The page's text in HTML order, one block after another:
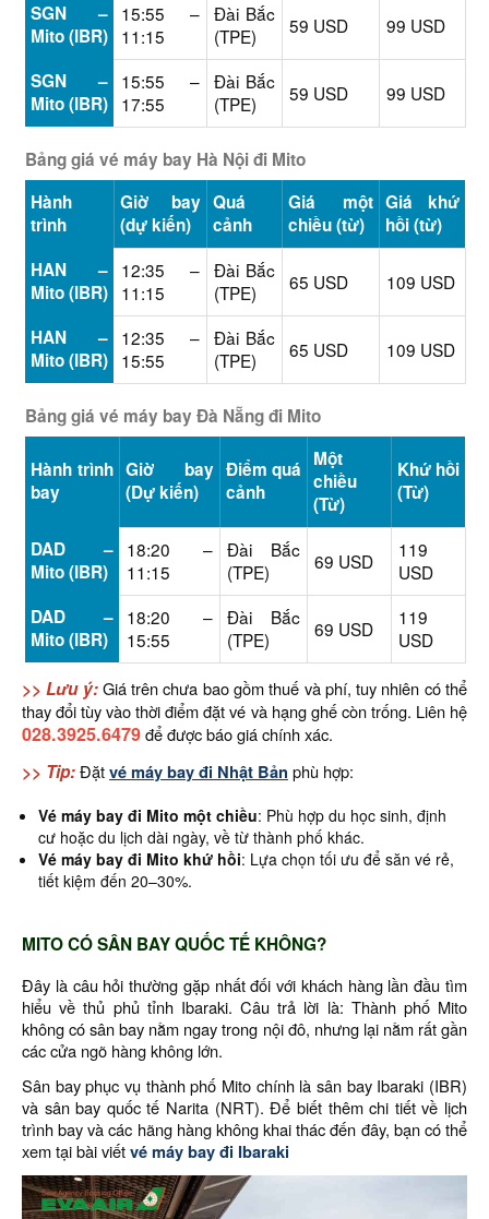
SGN –
Mito (IBR)
15:55 –
11:15
Đài Bắc
(TPE)
59 USD 99 USD
SGN –
Mito (IBR)
15:55 –
17:55
Đài Bắc
(TPE)
59 USD 99 USD
Bảng giá vé máy bay Hà Nội đi Mito
Hành
trình
Giờ bay
(dự kiến)
Quá
cảnh
Giá một
chiều (từ)
Giá khứ
hồi (từ)
HAN –
Mito (IBR)
12:35 –
11:15
Đài Bắc
(TPE)
65 USD 109 USD
HAN –
Mito (IBR)
12:35 –
15:55
Đài Bắc
(TPE)
65 USD 109 USD
Bảng giá vé máy bay Đà Nẵng đi Mito
Hành trình
bay
Giờ bay
(Dự kiến)
Điểm quá
cảnh
Một
chiều
(Từ)
Khứ hồi
(Từ)
DAD –
Mito (IBR)
18:20 –
11:15
Đài Bắc
(TPE)
69 USD
119
USD
DAD –
Mito (IBR)
18:20 –
15:55
Đài Bắc
(TPE)
69 USD
119
USD
>> Lưu ý:Giá trên chưa bao gồm thuế và phí, tuy nhiên có thể
thay đổi tùy vào thời điểm đặt vé và hạng ghế còn trống. Liên hệ
028.3925.6479để được báo giá chính xác.
>> Tip:Đặtvé máy bay đi Nhật Bản phù hợp:
Vé máy bay đi Mito một chiều: Phù hợp du học sinh, định
cư hoặc du lịch dài ngày, về từ thành phố khác.
Vé máy bay đi Mito khứ hồi: Lựa chọn tối ưu để săn vé rẻ,
tiết kiệm đến 20–30%.
MITO CÓ SÂN BAY QUỐC TẾ KHÔNG?
Đây là câu hỏi thường gặp nhất đối với khách hàng lần đầu tìm
hiểu về thủ phủ tỉnh Ibaraki. Câu trả lời là: Thành phố Mito
không có sân bay nằm ngay trong nội đô, nhưng lại nằm rất gần
các cửa ngõ hàng không lớn.
Sân bay phục vụ thành phố Mito chính là sân bay Ibaraki (IBR)
và sân bay quốc tế Narita (NRT). Để biết thêm chi tiết về lịch
trình bay và các hãng hàng không khai thác đến đây, bạn có thể
xem tại bài viếtvé máy bay đi Ibaraki